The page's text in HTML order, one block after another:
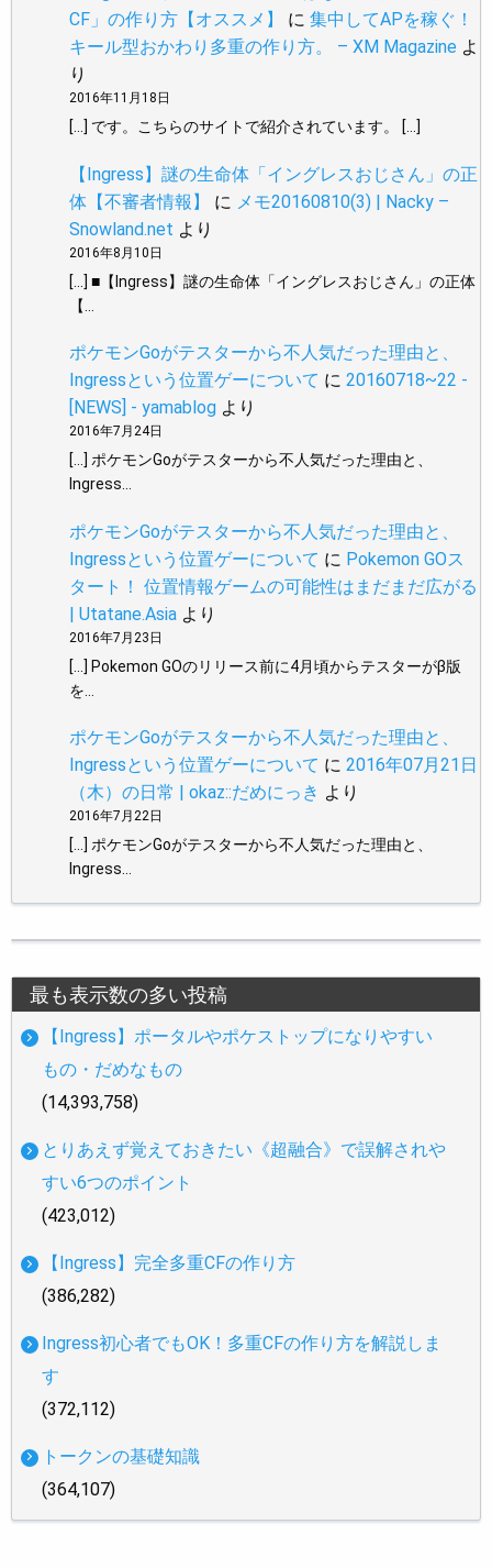
CF」の作り方【オススメ】
に 集中してAPを稼ぐ！
キール型おかわり多重の作り方。 – XM Magazine よ
り
2016年11月18日
[…] です。こちらのサイトで紹介されています。 […]
【Ingress】謎の生命体「イングレスおじさん」の正
体【不審者情報】
に メモ20160810(3) | Nacky –
Snowland.net より
2016年8月10日
[…] ■【Ingress】謎の生命体「イングレスおじさん」の正体
【…
ポケモンGoがテスターから不人気だった理由と、
Ingressという位置ゲーについて に 20160718~22 -
[NEWS] - yamablog より
2016年7月24日
[…] ポケモンGoがテスターから不人気だった理由と、
Ingress…
ポケモンGoがテスターから不人気だった理由と、
Ingressという位置ゲーについて に Pokemon GOス
タート！ 位置情報ゲームの可能性はまだまだ広がる
| Utatane.Asia より
2016年7月23日
[…] Pokemon GOのリリース前に4月頃からテスターがβ版
を…
ポケモンGoがテスターから不人気だった理由と、
Ingressという位置ゲーについて に 2016年07月21日
（木）の日常 | okaz::だめにっき より
2016年7月22日
[…] ポケモンGoがテスターから不人気だった理由と、
Ingress…
最も表示数の多い投稿
【Ingress】ポータルやポケストップになりやすい
もの・だめなもの
(14,393,758)
とりあえず覚えておきたい《超融合》で誤解されや
すい6つのポイント
(423,012)
【Ingress】完全多重CFの作り方
(386,282)
Ingress初心者でもOK！多重CFの作り方を解説しま
す
(372,112)
トークンの基礎知識
(364,107)